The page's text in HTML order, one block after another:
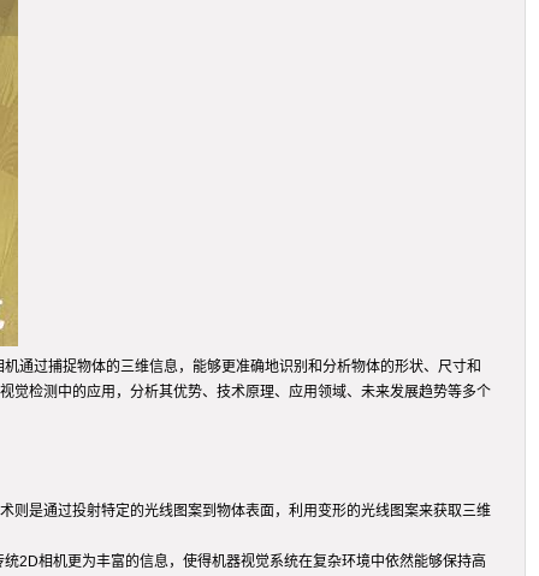
通过捕捉物体的三维信息，能够更准确地识别和分析物体的形状、尺寸和
觉检测中的应用，分析其优势、技术原理、应用领域、未来发展趋势等多个
则是通过投射特定的光线图案到物体表面，利用变形的光线图案来获取三维
2D相机更为丰富的信息，使得机器视觉系统在复杂环境中依然能够保持高